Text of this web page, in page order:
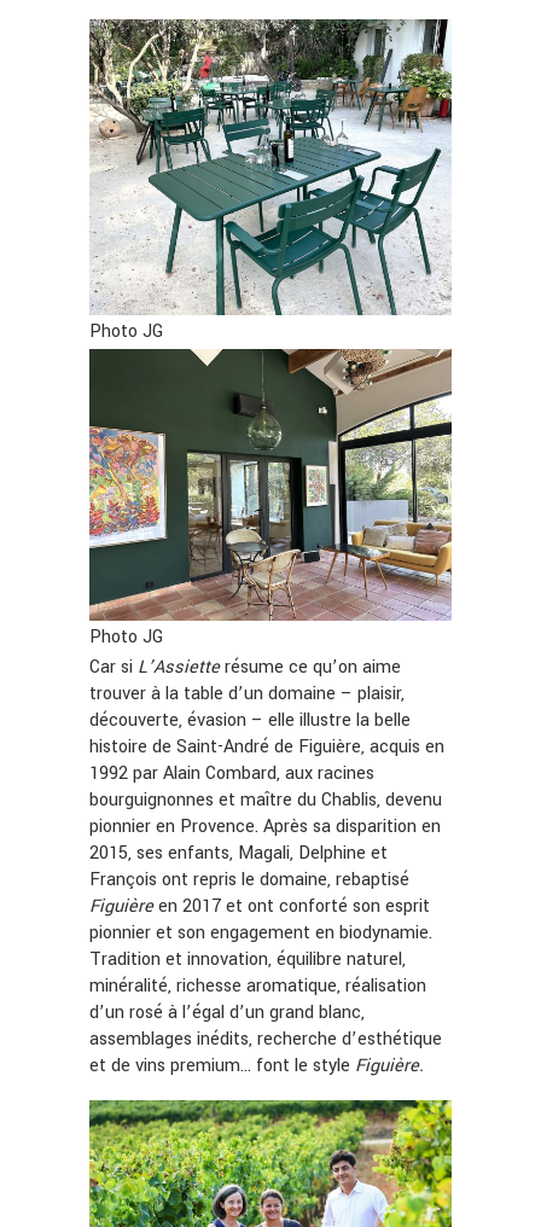
Photo JG
Photo JG
Car si L’Assietterésume ce qu’on aime
trouver à la table d’un domaine – plaisir,
découverte, évasion – elle illustre la belle
histoire de Saint-André de Figuière, acquis en
1992 par Alain Combard, aux racines
bourguignonnes et maître du Chablis, devenu
pionnier en Provence. Après sa disparition en
2015, ses enfants, Magali, Delphine et
François ont repris le domaine, rebaptisé
Figuièreen 2017 et ont conforté son esprit
pionnier et son engagement en biodynamie.
Tradition et innovation, équilibre naturel,
minéralité, richesse aromatique, réalisation
d’un rosé à l’égal d’un grand blanc,
assemblages inédits, recherche d’esthétique
et de vins premium… font le style Figuière.